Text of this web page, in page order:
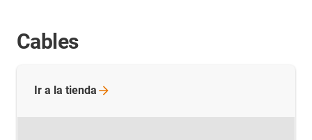
Cables
Ir a la tienda